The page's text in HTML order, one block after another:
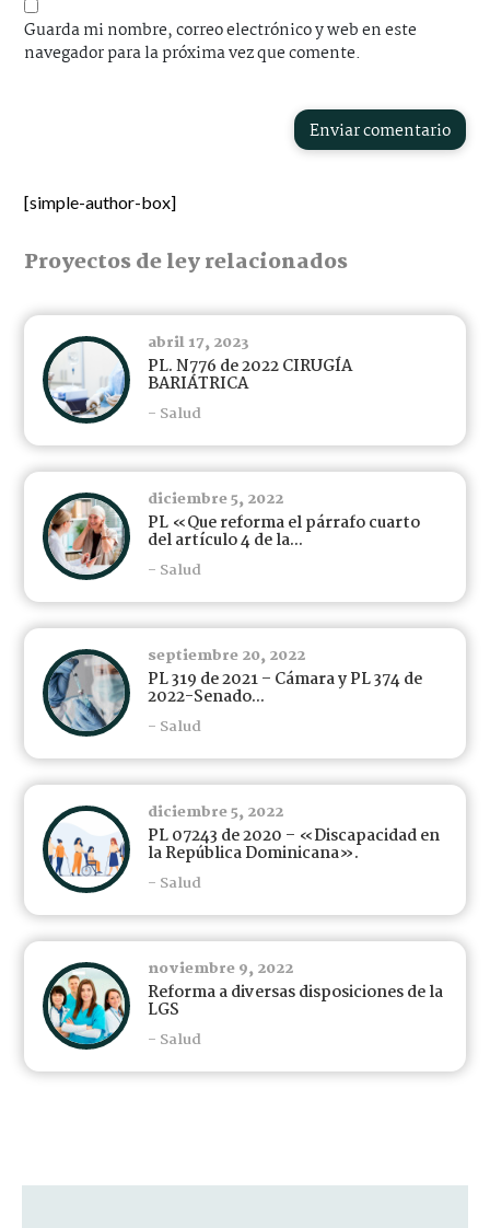
Guarda mi nombre, correo electrónico y web en este
navegador para la próxima vez que comente.
Enviar comentario
[simple-author-box]
Proyectos de ley relacionados
abril 17, 2023
PL. N776 de 2022 CIRUGÍA
BARIÁTRICA
- Salud
diciembre 5, 2022
PL «Que reforma el párrafo cuarto
del artículo 4 de la...
- Salud
septiembre 20, 2022
PL 319 de 2021 – Cámara y PL 374 de
2022-Senado...
- Salud
diciembre 5, 2022
PL 07243 de 2020 – «Discapacidad en
la República Dominicana».
- Salud
noviembre 9, 2022
Reforma a diversas disposiciones de la
LGS
- Salud